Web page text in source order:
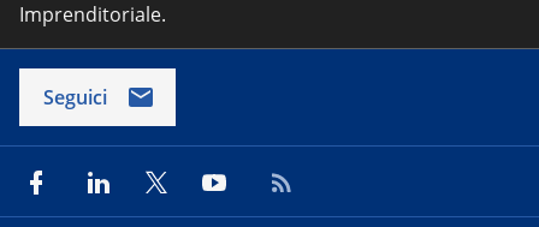
Imprenditoriale.
Seguici